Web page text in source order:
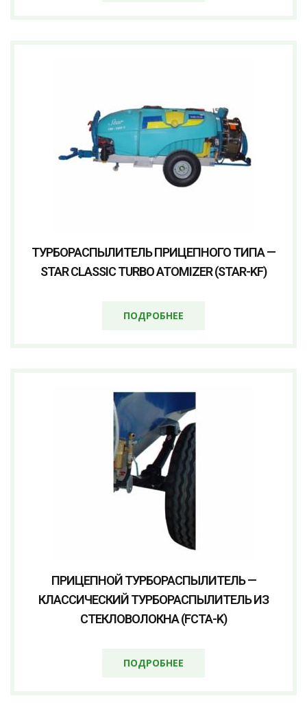
ТУРБОРАСПЫЛИТЕЛЬ ПРИЦЕПНОГО ТИПА —
STAR CLASSIC TURBO ATOMIZER (STAR-KF)
ПОДРОБНЕЕ
ПРИЦЕПНОЙ ТУРБОРАСПЫЛИТЕЛЬ —
КЛАССИЧЕСКИЙ ТУРБОРАСПЫЛИТЕЛЬ ИЗ
СТЕКЛОВОЛОКНА (FCTA-K)
ПОДРОБНЕЕ